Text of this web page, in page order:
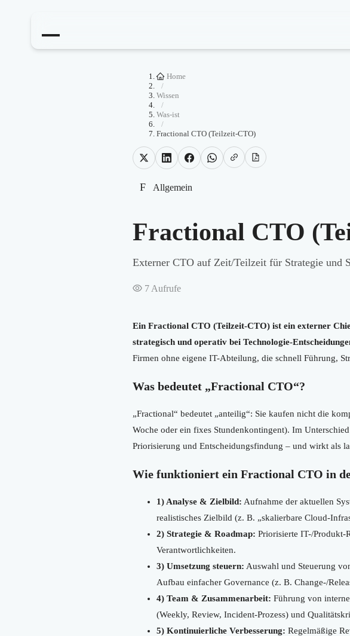
Home
/
Wissen
/
Was-ist
/
Fractional CTO (Teilzeit-CTO)
F Allgemein
Fractional CTO
Externer CTO auf Zeit/Teilzeit für Strategie und
7 Aufrufe
Ein Fractional CTO (Teilzeit-CTO) ist ein externer
strategisch und operativ bei Technologie-
Firmen ohne eigene IT-Abteilung, die schnell Führung,
Was bedeutet „Fractional CTO“?
„Fractional“ bedeutet „anteilig“: Sie kaufen nicht die
Woche oder ein fixes Stundenkontingent). Im
Priorisierung und Entscheidungsfindung – und wirkt als
Wie funktioniert ein Fractional CTO in
1) Analyse & Zielbild: Aufnahme der aktuellen
realistisches Zielbild (z. B. „skalierbare Cloud-
2) Strategie & Roadmap: Priorisierte IT-/Produkt-
Verantwortlichkeiten.
3) Umsetzung steuern: Auswahl und Steuerung
Aufbau einfacher Governance (z. B. Change-/
4) Team & Zusammenarbeit: Führung von
(Weekly, Review, Incident-Prozess) und
5) Kontinuierliche Verbesserung: Regelmäßige